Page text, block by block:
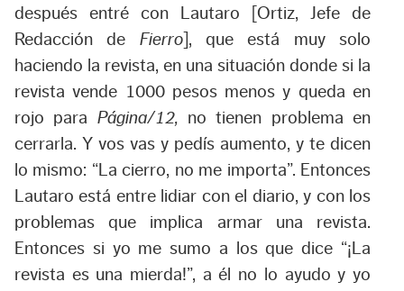
después entré con Lautaro [Ortiz, Jefe de
Redacción de Fierro], que está muy solo
haciendo la revista, en una situación donde si la
revista vende 1000 pesos menos y queda en
rojo para Página/12, no tienen problema en
cerrarla. Y vos vas y pedís aumento, y te dicen
lo mismo: “La cierro, no me importa”. Entonces
Lautaro está entre lidiar con el diario, y con los
problemas que implica armar una revista.
Entonces si yo me sumo a los que dice “¡La
revista es una mierda!”, a él no lo ayudo y yo